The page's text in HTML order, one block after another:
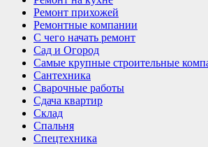
Ремонт прихожей
Ремонтные компании
С чего начать ремонт
Сад и Огород
Самые крупные строительные
Сантехника
Сварочные работы
Сдача квартир
Склад
Спальня
Спецтехника